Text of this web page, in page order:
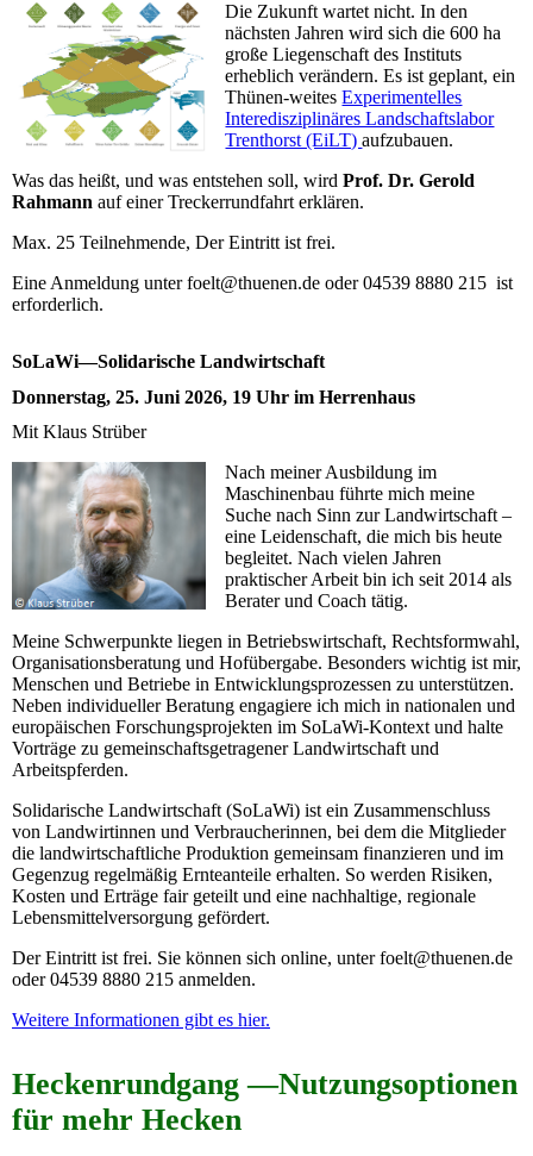
Die Zukunft wartet nicht. In den
nächsten Jahren wird sich die 600 ha
große Liegenschaft des Instituts
erheblich verändern. Es ist geplant, ein
Thünen-weitesExperimentelles
Interedisziplinäres Landschaftslabor
Trenthorst (EiLT)aufzubauen.
Was das heißt, und was entstehen soll, wird Prof. Dr. Gerold
Rahmann auf einer Treckerrundfahrt erklären.
Max. 25 Teilnehmende, Der Eintritt ist frei.
Eine Anmeldung unter foelt@thuenen.de oder 04539 8880 215 ist
erforderlich.
SoLaWi—Solidarische Landwirtschaft
Donnerstag, 25. Juni 2026, 19 Uhr im Herrenhaus
Mit Klaus Strüber
Nach meiner Ausbildung im
Maschinenbau führte mich meine
Suche nach Sinn zur Landwirtschaft –
eine Leidenschaft, die mich bis heute
begleitet. Nach vielen Jahren
praktischer Arbeit bin ich seit 2014 als
Berater und Coach tätig.
Meine Schwerpunkte liegen in Betriebswirtschaft, Rechtsformwahl,
Organisationsberatung und Hofübergabe. Besonders wichtig ist mir,
Menschen und Betriebe in Entwicklungsprozessen zu unterstützen.
Neben individueller Beratung engagiere ich mich in nationalen und
europäischen Forschungsprojekten im SoLaWi-Kontext und halte
Vorträge zu gemeinschaftsgetragener Landwirtschaft und
Arbeitspferden.
Solidarische Landwirtschaft (SoLaWi) ist ein Zusammenschluss
von Landwirtinnen und Verbraucherinnen, bei dem die Mitglieder
die landwirtschaftliche Produktion gemeinsam finanzieren und im
Gegenzug regelmäßig Ernteanteile erhalten. So werden Risiken,
Kosten und Erträge fair geteilt und eine nachhaltige, regionale
Lebensmittelversorgung gefördert.
Der Eintritt ist frei. Sie können sich online, unter foelt@thuenen.de
oder 04539 8880 215 anmelden.
Weitere Informationen gibt es hier.
Heckenrundgang —Nutzungsoptionen
für mehr Hecken